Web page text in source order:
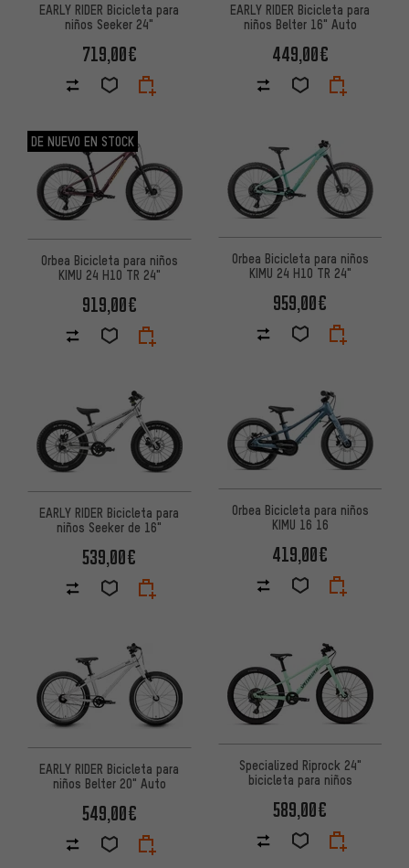
EARLY RIDER Bicicleta para
niños Seeker 24"
719,00€
EARLY RIDER Bicicleta para
niños Belter 16" Auto
449,00€
DE NUEVO EN STOCK
Orbea Bicicleta para niños
KIMU 24 H10 TR 24"
919,00€
Orbea Bicicleta para niños
KIMU 24 H10 TR 24"
959,00€
EARLY RIDER Bicicleta para
niños Seeker de 16"
539,00€
Orbea Bicicleta para niños
KIMU 16 16
419,00€
EARLY RIDER Bicicleta para
niños Belter 20" Auto
549,00€
Specialized Riprock 24"
bicicleta para niños
589,00€